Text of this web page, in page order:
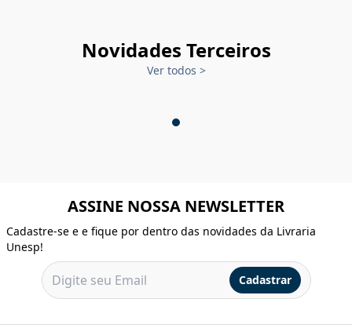
Novidades Terceiros
Ver todos >
ASSINE NOSSA NEWSLETTER
Cadastre-se e e fique por dentro das novidades da Livraria
Unesp!
Cadastrar